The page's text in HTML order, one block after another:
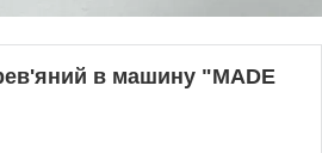
в машину "MADE